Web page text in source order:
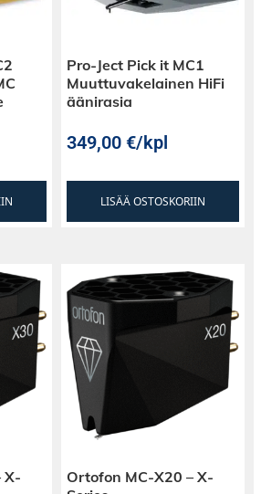
Pro-Ject Pick it MC1
Muuttuvakelainen HiFi
äänirasia
349,00€/kpl
LISÄÄ OSTOSKORIIN
X-
Ortofon MC-X20 – X-